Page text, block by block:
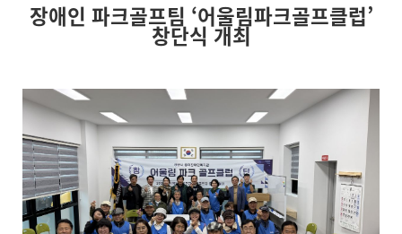
장애인 파크골프팀 ‘어울림파크골프클럽’
창단식 개최